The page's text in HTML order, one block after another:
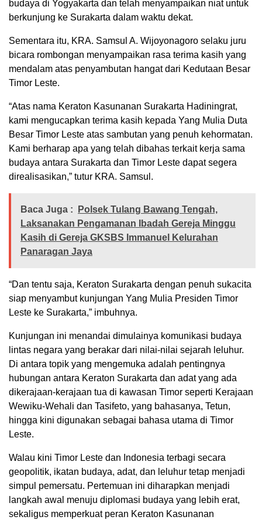
budaya di Yogyakarta dan telah menyampaikan niat untuk
berkunjung ke Surakarta dalam waktu dekat.
Sementara itu, KRA. Samsul A. Wijoyonagoro selaku juru
bicara rombongan menyampaikan rasa terima kasih yang
mendalam atas penyambutan hangat dari Kedutaan Besar
Timor Leste.
“Atas nama Keraton Kasunanan Surakarta Hadiningrat,
kami mengucapkan terima kasih kepada Yang Mulia Duta
Besar Timor Leste atas sambutan yang penuh kehormatan.
Kami berharap apa yang telah dibahas terkait kerja sama
budaya antara Surakarta dan Timor Leste dapat segera
direalisasikan,” tutur KRA. Samsul.
Baca Juga :
Polsek Tulang Bawang Tengah,
Laksanakan Pengamanan Ibadah Gereja Minggu
Kasih di Gereja GKSBS Immanuel Kelurahan
Panaragan Jaya
“Dan tentu saja, Keraton Surakarta dengan penuh sukacita
siap menyambut kunjungan Yang Mulia Presiden Timor
Leste ke Surakarta,” imbuhnya.
Kunjungan ini menandai dimulainya komunikasi budaya
lintas negara yang berakar dari nilai-nilai sejarah leluhur.
Di antara topik yang mengemuka adalah pentingnya
hubungan antara Keraton Surakarta dan adat yang ada
dikerajaan-kerajaan tua di kawasan Timor seperti Kerajaan
Wewiku-Wehali dan Tasifeto, yang bahasanya, Tetun,
hingga kini digunakan sebagai bahasa utama di Timor
Leste.
Walau kini Timor Leste dan Indonesia terbagi secara
geopolitik, ikatan budaya, adat, dan leluhur tetap menjadi
simpul pemersatu. Pertemuan ini diharapkan menjadi
langkah awal menuju diplomasi budaya yang lebih erat,
sekaligus memperkuat peran Keraton Kasunanan